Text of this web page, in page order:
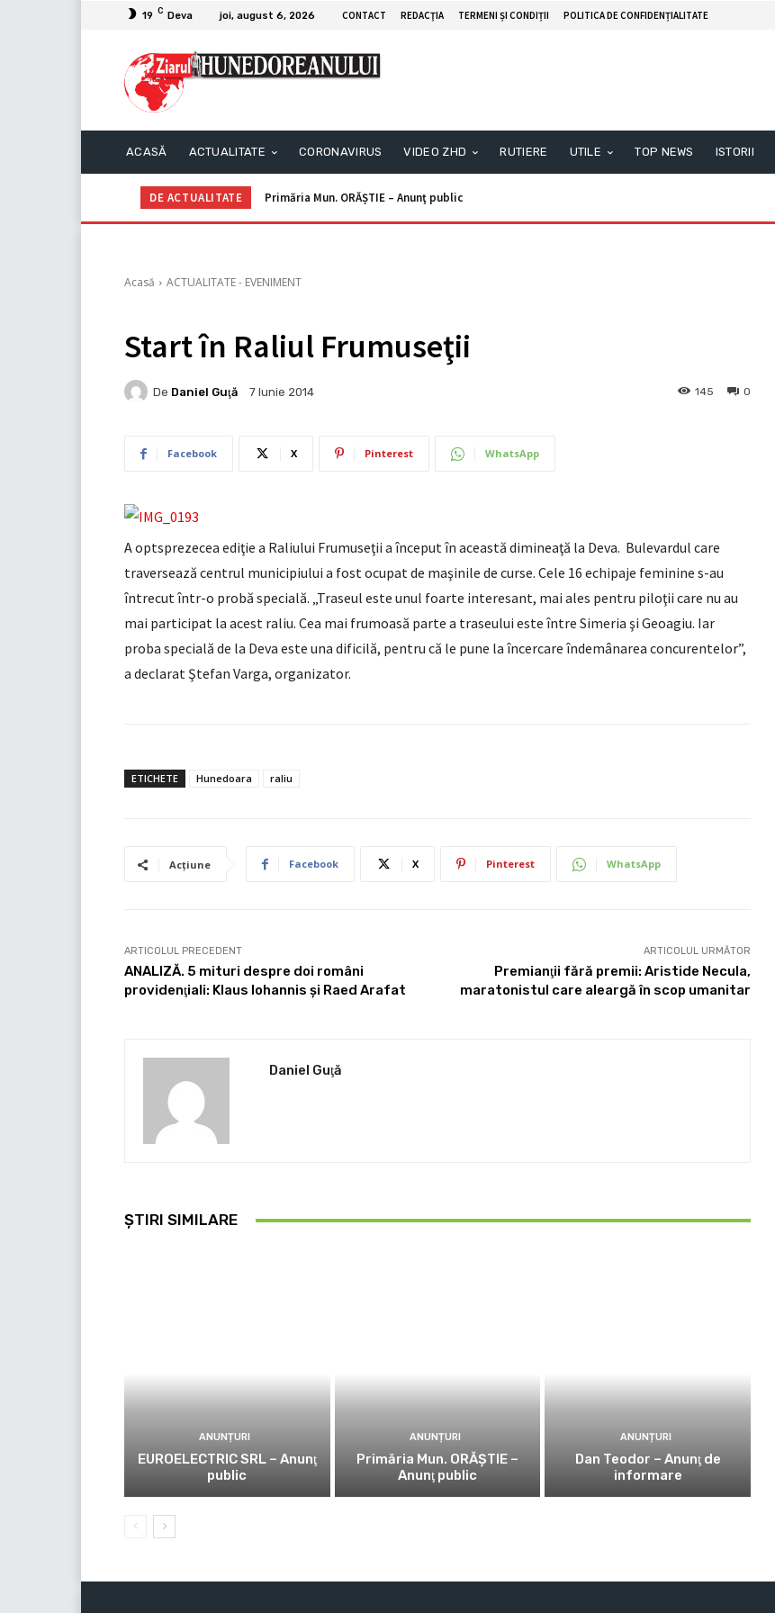
19 C Deva joi, august 6, 2026 CONTACT REDACŢIA TERMENI ȘI CONDIȚII POLITICA DE CONFIDENȚIALITATE
ACASĂ ACTUALITATE CORONAVIRUS VIDEO ZHD RUTIERE UTILE TOP NEWS ISTORII
DE ACTUALITATE Primăria Mun. ORĂȘTIE – Anunţ public
Dan Teodor – Anunţ de informare
Acasă ACTUALITATE - EVENIMENT
Start în Raliul Frumuseţii
De Daniel Guţă 7 Iunie 2014 0
145
Facebook X Pinterest WhatsApp
A optsprezecea ediţie a Raliului Frumuseţii a început în această dimineaţă la Deva. Bulevardul care
traversează centrul municipiului a fost ocupat de maşinile de curse. Cele 16 echipaje feminine s-au
întrecut într-o probă specială. „Traseul este unul foarte interesant, mai ales pentru piloţii care nu au
mai participat la acest raliu. Cea mai frumoasă parte a traseului este între Simeria şi Geoagiu. Iar
proba specială de la Deva este una dificilă, pentru că le pune la încercare îndemânarea concurentelor”,
a declarat Ştefan Varga, organizator.
ETICHETE Hunedoara raliu
Acțiune Facebook X Pinterest WhatsApp
ARTICOLUL PRECEDENT
ANALIZĂ. 5 mituri despre doi români
providenţiali: Klaus Iohannis şi Raed Arafat
ARTICOLUL URMĂTOR
Premianţii fără premii: Aristide Necula,
maratonistul care aleargă în scop umanitar
Daniel Guţă
ȘTIRI SIMILARE
ANUNȚURI
EUROELECTRIC SRL – Anunţ
public
ANUNȚURI
Primăria Mun. ORĂȘTIE –
Anunţ public
ANUNȚURI
Dan Teodor – Anunţ de
informare